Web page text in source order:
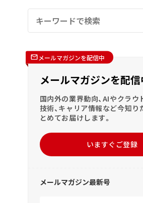
メールマガジンを配信中
メールマガジンを配信
国内外の業界動向、AIやクラウ
技術、キャリア情報など今知り
とめてお届けします。
いますぐご登録
メールマガジン最新号